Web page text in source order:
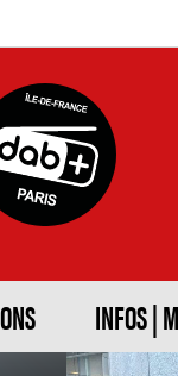
INFOS |